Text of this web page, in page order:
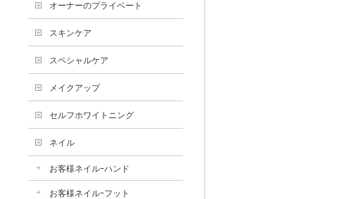
オーナーのプライベート
スキンケア
スペシャルケア
メイクアップ
セルフホワイトニング
ネイル
お客様ネイルｰハンド
お客様ネイルｰフット